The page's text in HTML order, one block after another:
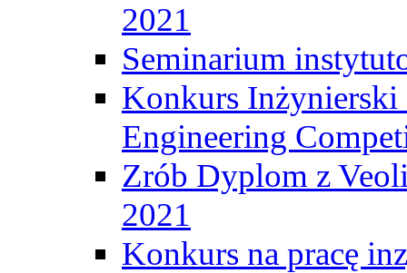
2021
Seminarium
Konkurs
Engineering
Zrób Dyplom z
2021
Konkurs na pracę